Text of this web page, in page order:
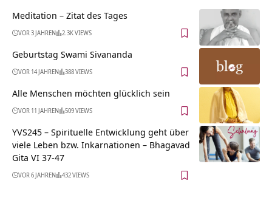
Meditation – Zitat des Tages
VOR 3 JAHREN 2.3K VIEWS
Geburtstag Swami Sivananda
VOR 14 JAHREN 388 VIEWS
Alle Menschen möchten glücklich sein
VOR 11 JAHREN 509 VIEWS
YVS245 – Spirituelle Entwicklung geht über
viele Leben bzw. Inkarnationen – Bhagavad
Gita VI 37-47
VOR 6 JAHREN 432 VIEWS